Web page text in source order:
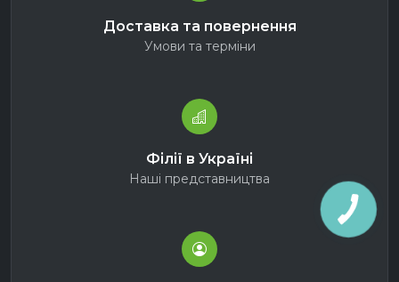
Доставка та повернення
Умови та терміни
Філії в Україні
Наші представництва